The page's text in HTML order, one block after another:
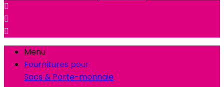



Menu
Fournitures pour
Sacs & Porte-monnaie